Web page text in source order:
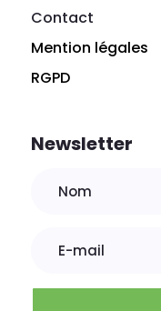
Contact
Mention légales
RGPD
Newsletter